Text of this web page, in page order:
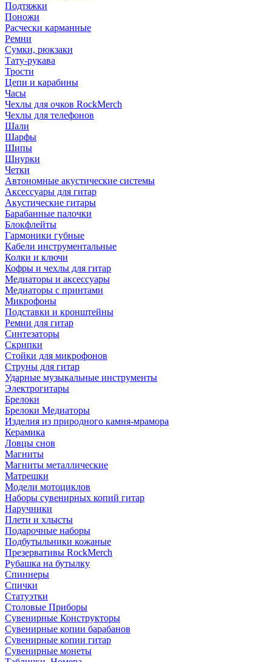
Подтяжки
Поножи
Расчески карманные
Ремни
Сумки, рюкзаки
Тату-рукава
Трости
Цепи и карабины
Часы
Чехлы для очков RockMerch
Чехлы для телефонов
Шали
Шарфы
Шипы
Шнурки
Четки
Автономные акустические системы
Аксессуары для гитар
Акустические гитары
Барабанные палочки
Блокфлейты
Гармоники губные
Кабели инструментальные
Колки и ключи
Кофры и чехлы для гитар
Медиаторы и аксессуары
Медиаторы с принтами
Микрофоны
Подставки и кронштейны
Ремни для гитар
Синтезаторы
Скрипки
Стойки для микрофонов
Струны для гитар
Ударные музыкальные инструменты
Электрогитары
Брелоки
Брелоки Медиаторы
Изделия из природного камня-мрамора
Керамика
Ловцы снов
Магниты
Магниты металлические
Матрешки
Модели мотоциклов
Наборы сувенирных копий гитар
Наручники
Плети и хлысты
Подарочные наборы
Подбутыльники кожаные
Презервативы RockMerch
Рубашка на бутылку
Спиннеры
Спички
Статуэтки
Столовые Приборы
Сувенирные Конструкторы
Сувенирные копии барабанов
Сувенирные копии гитар
Сувенирные монеты